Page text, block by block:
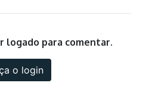
logado para comentar.
o login